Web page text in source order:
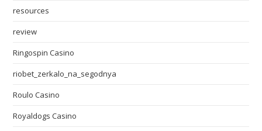
resources
review
Ringospin Casino
riobet_zerkalo_na_segodnya
Roulo Casino
Royaldogs Casino